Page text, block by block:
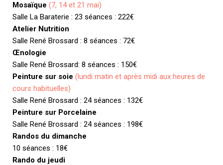
Mosaïque (7, 14 et 21 mai)
Salle La Baraterie : 23 séances : 222€
Atelier Nutrition
Salle René Brossard : 8 séances : 72€
Œnologie
Salle René Brossard: 8 séances : 150€
Peinture sur soie (lundi matin et après midi aux heures de
cours habituelles)
Salle René Brossard : 24 séances : 132€
Peinture sur Porcelaine
Salle René Brossard : 24 séances : 198€
Randos du dimanche
10 séances : 18€
Rando du jeudi